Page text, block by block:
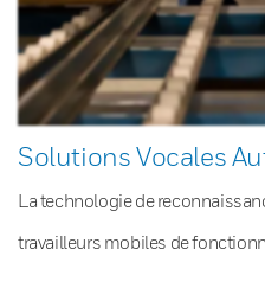
Solutions Vocales
La technologie de
travailleurs mobiles de